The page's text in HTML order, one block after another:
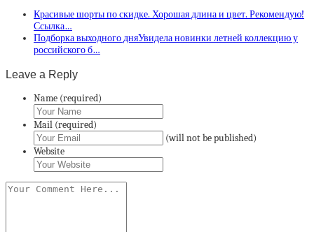
Красивые шорты по скидке. Хорошая длина и цвет. Рекомендую!
Ссылка…
Подборка выходного дняУвидела новинки летней коллекцию у
российского б…
Leave a Reply
Name (required)
Mail (required)
(will not be published)
Website